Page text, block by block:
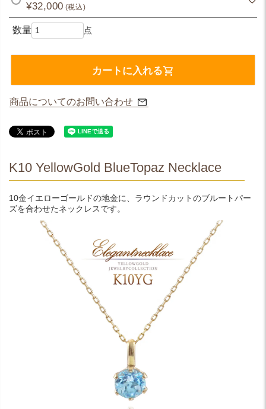
¥32,000 税込
カートに入れる
商品についてのお問い合わせ
K10 YellowGold BlueTopaz Necklace
10金イエローゴールドの地金に、ラウンドカットのブルートパー
ズを合わせたネックレスです。